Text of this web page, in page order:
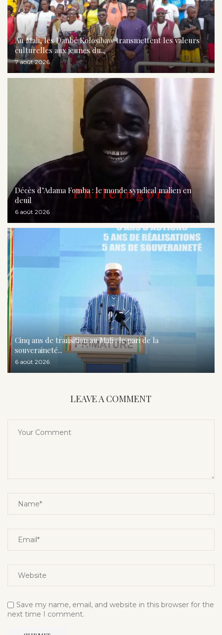
Au Mali, les Danbé Kolosibaw transmettent les valeurs
culturelles aux jeunes du...
7 août 2026
Décès d’Adama Fomba : le monde syndical malien en
deuil
6 août 2026
Cinq ans de transition au Mali : le pari de la
souveraineté...
6 août 2026
LEAVE A COMMENT
Save my name, email, and website in this browser for the
next time I comment.